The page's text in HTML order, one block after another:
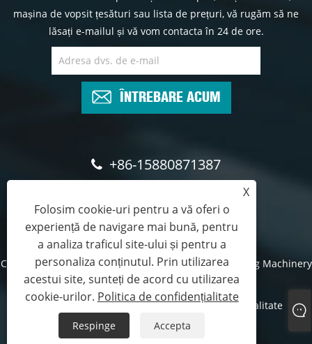
mașina de vopsit țesături sau lista de prețuri, vă rugăm să ne
lăsați e-mailul și vă vom contacta în 24 de ore.
ÎNTREBARE ACUM
+86-15880871387
Copyright © 2024 Shishi Hongshun Printing and Dyeing Machinery
Co., Ltd. Toate drepturile rezervate.
Links
Sitemap RSS XML Politica de confidențialitate
X
Folosim cookie-uri pentru a vă oferi o
experiență de navigare mai bună, pentru
a analiza traficul site-ului și pentru a
personaliza conținutul. Prin utilizarea
acestui site, sunteți de acord cu utilizarea
cookie-urilor. Politica de confidențialitate
Respinge Accepta